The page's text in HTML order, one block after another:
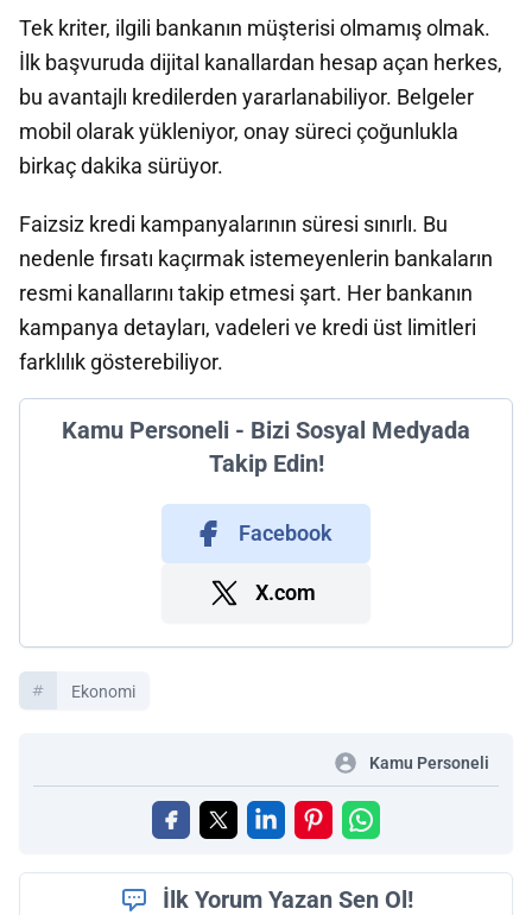
Tek kriter, ilgili bankanın müşterisi olmamış olmak.
İlk başvuruda dijital kanallardan hesap açan herkes,
bu avantajlı kredilerden yararlanabiliyor. Belgeler
mobil olarak yükleniyor, onay süreci çoğunlukla
birkaç dakika sürüyor.
Faizsiz kredi kampanyalarının süresi sınırlı. Bu
nedenle fırsatı kaçırmak istemeyenlerin bankaların
resmi kanallarını takip etmesi şart. Her bankanın
kampanya detayları, vadeleri ve kredi üst limitleri
farklılık gösterebiliyor.
Kamu Personeli - Bizi Sosyal Medyada
Takip Edin!
Facebook
X.com
Ekonomi
Kamu Personeli
İlk Yorum Yazan Sen Ol!